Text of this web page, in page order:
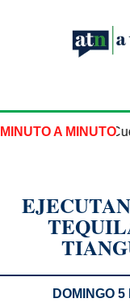
MINUTO A MINUTO
pipa de gas en
DOMINGO